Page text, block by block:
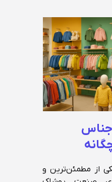
از مطمئن‌ترین و